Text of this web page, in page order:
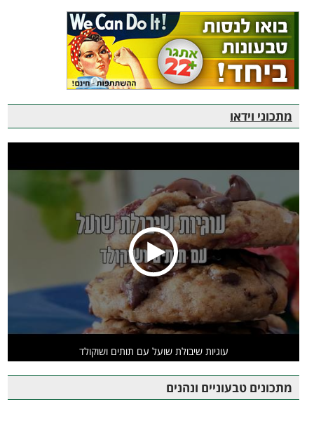
מתכוני וידאו
עוגיות שיבולת שועל עם תותים ושוקולד
מתכונים טבעוניים ונהנים